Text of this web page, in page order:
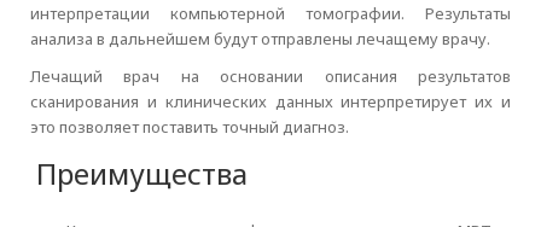
интерпретации компьютерной томографии. Результаты
анализа в дальнейшем будут отправлены лечащему врачу.
Лечащий врач на основании описания результатов
сканирования и клинических данных интерпретирует их и
это позволяет поставить точный диагноз.
Преимущества